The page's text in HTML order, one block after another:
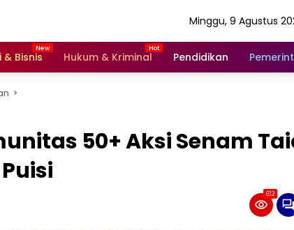
Minggu, 9 Agustus
& Bisnis Hukum & Kriminal Pendidikan
50+ Aksi Senam
612